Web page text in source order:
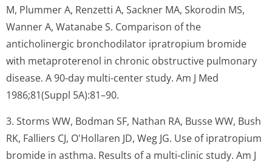
M, Plummer A, Renzetti A, Sackner MA, Skorodin MS,
Wanner A, Watanabe S. Comparison of the
anticholinergic bronchodilator ipratropium bromide
with metaproterenol in chronic obstructive pulmonary
disease. A 90-day multi-center study. Am J Med
1986;81(Suppl 5A):81–90.
3. Storms WW, Bodman SF, Nathan RA, Busse WW, Bush
RK, Falliers CJ, O'Hollaren JD, Weg JG. Use of ipratropium
bromide in asthma. Results of a multi-clinic study. Am J